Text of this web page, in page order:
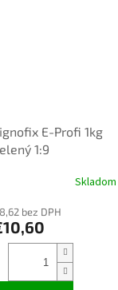
E-Profi 1kg
1:9
Skladom
bez DPH